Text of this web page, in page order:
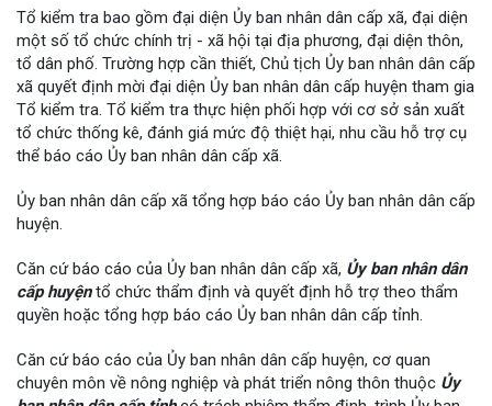
Tổ kiểm tra bao gồm đại diện Ủy ban nhân dân cấp xã, đại diện
một số tổ chức chính trị - xã hội tại địa phương, đại diện thôn,
tổ dân phố. Trường hợp cần thiết, Chủ tịch Ủy ban nhân dân cấp
xã quyết định mời đại diện Ủy ban nhân dân cấp huyện tham gia
Tổ kiểm tra. Tổ kiểm tra thực hiện phối hợp với cơ sở sản xuất
tổ chức thống kê, đánh giá mức độ thiệt hại, nhu cầu hỗ trợ cụ
thể báo cáo Ủy ban nhân dân cấp xã.
Ủy ban nhân dân cấp xã tổng hợp báo cáo Ủy ban nhân dân cấp
huyện.
Căn cứ báo cáo của Ủy ban nhân dân cấp xã, Ủy ban nhân dân
cấp huyệntổ chức thẩm định và quyết định hỗ trợ theo thẩm
quyền hoặc tổng hợp báo cáo Ủy ban nhân dân cấp tỉnh.
Căn cứ báo cáo của Ủy ban nhân dân cấp huyện, cơ quan
chuyên môn về nông nghiệp và phát triển nông thôn thuộc Ủy